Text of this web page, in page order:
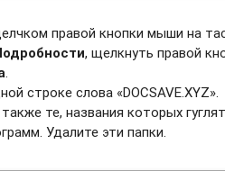
правой кнопки мыши на
, щелкнуть правой
строке слова «DOCSAVE.XYZ».
те, названия которых
Удалите эти папки.